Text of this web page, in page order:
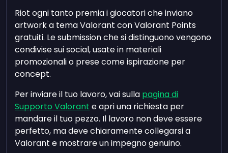
Riot ogni tanto premia i giocatori che inviano
artwork a tema Valorant con Valorant Points
gratuiti. Le submission che si distinguono vengono
condivise sui social, usate in materiali
promozionali o prese come ispirazione per
concept.
Per inviare il tuo lavoro, vai sulla pagina di
Supporto Valorant e apri una richiesta per
mandare il tuo pezzo. Il lavoro non deve essere
perfetto, ma deve chiaramente collegarsi a
Valorant e mostrare un impegno genuino.